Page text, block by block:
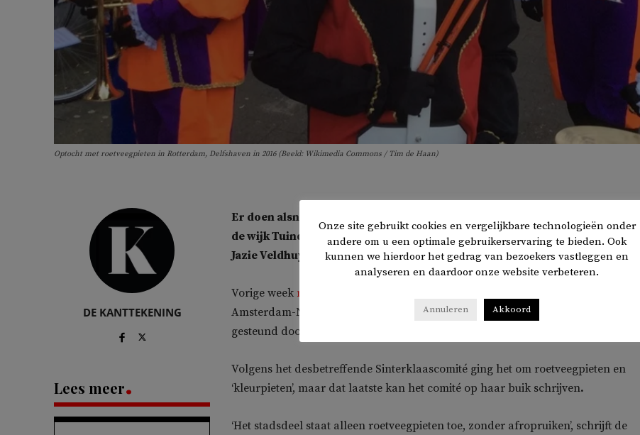
Optocht met roetveegpieten in Rotterdam, Delfshaven in 2016 (Beeld: Wikimedia Commons / Tim de Haan)
DE KANTTEKENING
Lees meer
Er doen alsnog alleen maar roetveegpieten mee bij de Sinterklaasintocht in
de wijk Tuindorp Oostzaan in Amsterdam-Noord. Dit meldt BIJ1-raadslid
Jazie Veldhuyzen op zijn Facebookpagina.
Vorige week meldde
Amsterdam-Noord op komst zou zijn, gesubsidieerd door de gemeente en
gesteund door overheidsinstanties. De partij stelde daarop raadsvragen.
Volgens het desbetreffende Sinterklaascomité ging het om roetveegpieten en
‘kleurpieten’, maar dat laatste kan het comité op haar buik schrijven.
‘Het stadsdeel staat alleen roetveegpieten toe, zonder afropruiken’, schrijft de
Onze site gebruikt cookies en vergelijkbare technologieën onder
andere om u een optimale gebruikerservaring te bieden. Ook
kunnen we hierdoor het gedrag van bezoekers vastleggen en
analyseren en daardoor onze website verbeteren.
Annuleren Akkoord